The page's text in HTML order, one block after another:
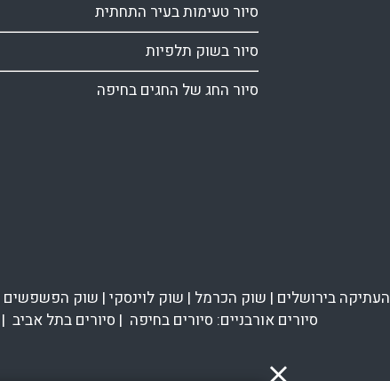
סיור טעימות בעיר התחתית
סיור בשוק תלפיות
סיור החג של החגים בחיפה
העתיקה בירושלים | שוק הכרמל | שוק לוינסקי | שוק הפשפשים
סיורים אורבניים: סיורים בחיפה | סיורים בתל אביב |